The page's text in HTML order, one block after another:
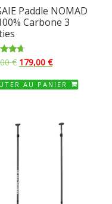
Paddle NOMAD
Carbone 3
€ Le
initial
179,00 €Le
actuel
AU PANIER